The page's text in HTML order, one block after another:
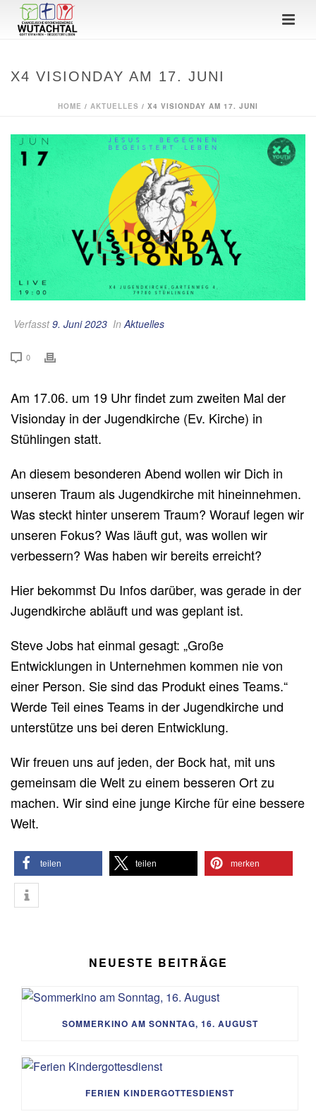
X4 VISIONDAY AM 17. JUNI
HOME / AKTUELLES / X4 VISIONDAY AM 17. JUNI
Verfasst9. Juni 2023 InAktuelles
0
Am 17.06. um 19 Uhr findet zum zweiten Mal der
Visionday in der Jugendkirche (Ev. Kirche) in
Stühlingen statt.
An diesem besonderen Abend wollen wir Dich in
unseren Traum als Jugendkirche mit hineinnehmen.
Was steckt hinter unserem Traum? Worauf legen wir
unseren Fokus? Was läuft gut, was wollen wir
verbessern? Was haben wir bereits erreicht?
Hier bekommst Du Infos darüber, was gerade in der
Jugendkirche abläuft und was geplant ist.
Steve Jobs hat einmal gesagt: „Große
Entwicklungen in Unternehmen kommen nie von
einer Person. Sie sind das Produkt eines Teams.“
Werde Teil eines Teams in der Jugendkirche und
unterstütze uns bei deren Entwicklung.
Wir freuen uns auf jeden, der Bock hat, mit uns
gemeinsam die Welt zu einem besseren Ort zu
machen. Wir sind eine junge Kirche für eine bessere
Welt.
teilen teilen merken
NEUESTE BEITRÄGE
SOMMERKINO AM SONNTAG, 16. AUGUST
FERIEN KINDERGOTTESDIENST